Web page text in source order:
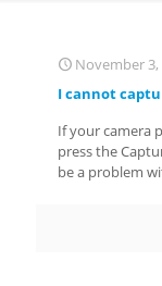
November 3,
I cannot
If your camera
press the
be a problem